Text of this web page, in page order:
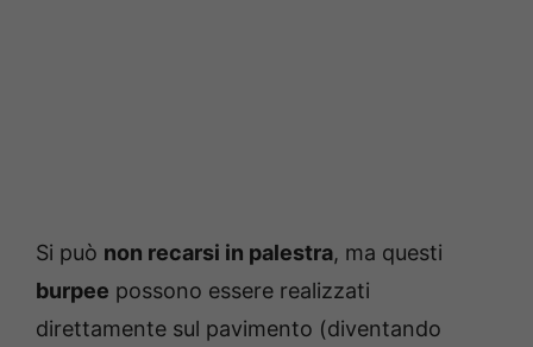
Si può non recarsi in palestra, ma questi
burpee possono essere realizzati
direttamente sul pavimento (diventando